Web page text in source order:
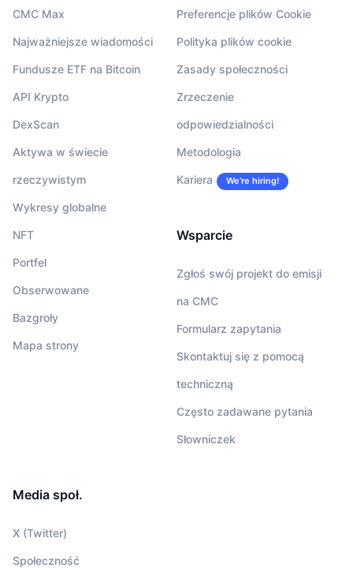
CMC Max
Najważniejsze wiadomości
Fundusze ETF na Bitcoin
API Krypto
DexScan
Aktywa w świecie
rzeczywistym
Wykresy globalne
NFT
Portfel
Obserwowane
Bazgroły
Mapa strony
Preferencje plików Cookie
Polityka plików cookie
Zasady społeczności
Zrzeczenie
odpowiedzialności
Metodologia
Kariera We’re hiring!
Wsparcie
Zgłoś swój projekt do emisji
na CMC
Formularz zapytania
Skontaktuj się z pomocą
techniczną
Często zadawane pytania
Słowniczek
Media społ.
X (Twitter)
Społeczność